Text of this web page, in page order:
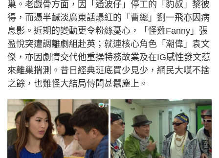
巢。老戲骨方面，因「通波仔」停工的「豹叔」黎彼
得，而憑半鹹淡廣東話爆紅的「曹總」劉一飛亦因病
息影。近期的變動更令粉絲憂心，「怪雞Fanny」張
盈悅突遭調離劇組赴英；就連核心角色「潮偉」袁文
傑，亦因劇情交代他重操特務故業及在IG感性發文惹
來離巢揣測。昔日經典班底買少見少，網民大嘆不捨
之餘，也難怪大結局傳聞甚囂塵上。